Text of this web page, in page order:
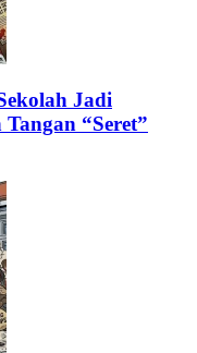
Jadi
“Seret”